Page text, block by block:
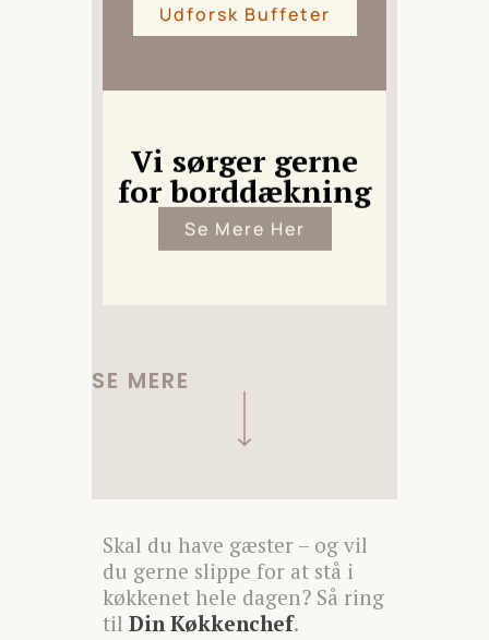
Udforsk Buffeter
Vi sørger gerne
for borddækning
Se Mere Her
SE MERE
Skal du have gæster – og vil
du gerne slippe for at stå i
køkkenet hele dagen? Så ring
til Din Køkkenchef.